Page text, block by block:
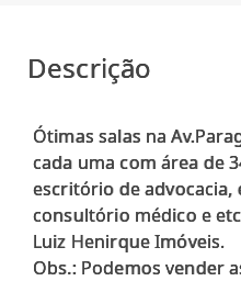
Descrição
Ótimas salas na
cada uma com área de
escritório de
consultório médico e
Luiz Henirque Imóveis.
Obs.: Podemos vender